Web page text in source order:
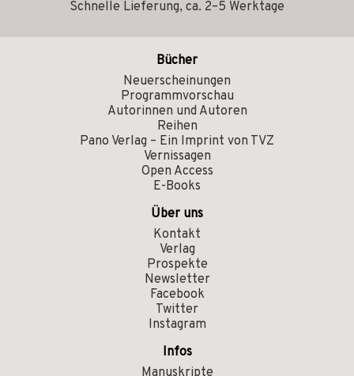
Schnelle Lieferung, ca. 2–5 Werktage
Bücher
Neuerscheinungen
Programmvorschau
Autorinnen und Autoren
Reihen
Pano Verlag – Ein Imprint von TVZ
Vernissagen
Open Access
E-Books
Über uns
Kontakt
Verlag
Prospekte
Newsletter
Facebook
Twitter
Instagram
Infos
Manuskripte